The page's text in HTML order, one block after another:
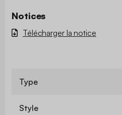
Notices
Télécharger la notice
Type
Style